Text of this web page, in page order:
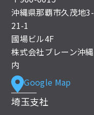
沖縄県那覇市久茂地3-
21-1
國場ビル4F
株式会社ブレーン沖縄
内
Google Map
埼玉支社